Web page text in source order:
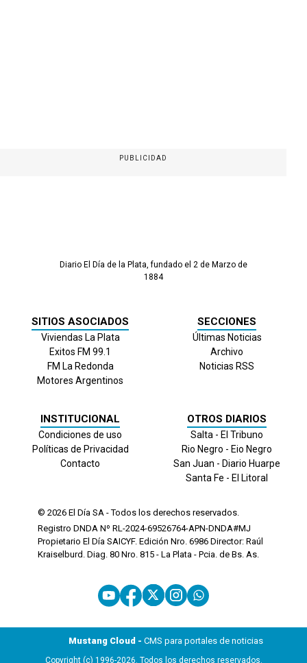
PUBLICIDAD
Diario El Día de la Plata, fundado el 2 de Marzo de
1884
SITIOS ASOCIADOS
Viviendas La Plata
Exitos FM 99.1
FM La Redonda
Motores Argentinos
SECCIONES
Últimas Noticias
Archivo
Noticias RSS
INSTITUCIONAL
Condiciones de uso
Políticas de Privacidad
Contacto
OTROS DIARIOS
Salta - El Tribuno
Rio Negro - Eio Negro
San Juan - Diario Huarpe
Santa Fe - El Litoral
© 2026 El Día SA - Todos los derechos reservados.
Registro DNDA Nº RL-2024-69526764-APN-DNDA#MJ
Propietario El Día SAICYF. Edición Nro. 6986 Director: Raúl
Kraiselburd. Diag. 80 Nro. 815 - La Plata - Pcia. de Bs. As.
Mustang Cloud - CMS para portales de noticias
Copyright (c) 1996-2026. Todos los derechos reservados.